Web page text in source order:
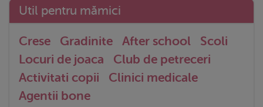
Util pentru mămici
Crese Gradinite After school
Scoli
Locuri de joaca
Club de petreceri
Activitati copii
Clinici medicale
Agentii bone